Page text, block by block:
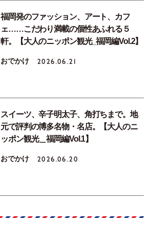
福岡発のファッション、アート、カフ
ェ……こだわり満載の個性あふれる５
軒。【大人のニッポン観光_福岡編Vol.2】
おでかけ 2026.06.21
スイーツ、辛子明太子、角打ちまで。地
元で評判の博多名物・名店。【大人のニ
ッポン観光＿福岡編Vol.1】
おでかけ 2026.06.20